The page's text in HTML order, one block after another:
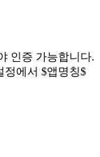
인증 가능합니다.
정에서 $앱명칭$